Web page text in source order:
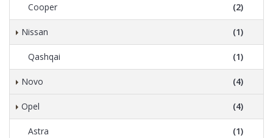
Cooper (2)
Nissan (1)
Qashqai (1)
Novo (4)
Opel (4)
Astra (1)